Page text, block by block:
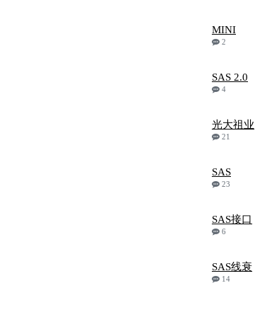
MINI
2
SAS 2.0
4
光大祖业
21
SAS
23
SAS接口
6
SAS线衰
14